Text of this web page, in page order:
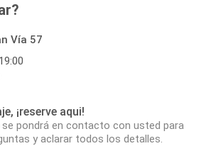
Vía 57
¡reserve aqui!
pondrá en contacto con usted para
y aclarar todos los detalles.